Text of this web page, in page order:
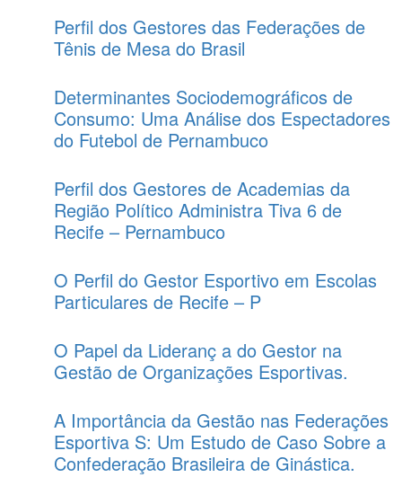
Perfil dos Gestores das Federações de
Tênis de Mesa do Brasil
Determinantes Sociodemográficos de
Consumo: Uma Análise dos Espectadores
do Futebol de Pernambuco
Perfil dos Gestores de Academias da
Região Político Administra Tiva 6 de
Recife – Pernambuco
O Perfil do Gestor Esportivo em Escolas
Particulares de Recife – P
O Papel da Lideranç a do Gestor na
Gestão de Organizações Esportivas.
A Importância da Gestão nas Federações
Esportiva S: Um Estudo de Caso Sobre a
Confederação Brasileira de Ginástica.